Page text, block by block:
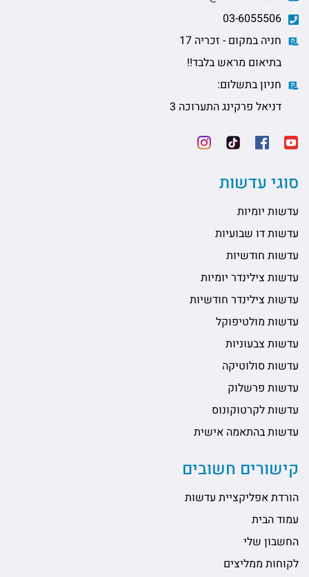
חניה במקום - זכריה 17
בתיאום מראש בלבד!!
חניון בתשלום:
דניאל פרקינג התערוכה 3
סוגי עדשות
עדשות יומיות
עדשות דו שבועיות
עדשות חודשיות
עדשות צילינדר יומיות
עדשות צילינדר חודשיות
עדשות מולטיפוקל
עדשות צבעוניות
עדשות סולוטיקה
עדשות פרשלוק
עדשות לקרטוקונוס
עדשות בהתאמה אישית
קישורים חשובים
הורדת אפליקציית עדשות
עמוד הבית
החשבון שלי
לקוחות ממליצים